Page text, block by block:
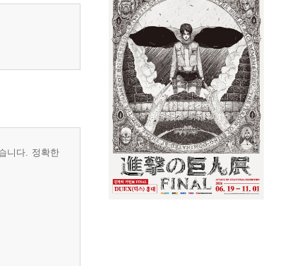
니다. 정확한